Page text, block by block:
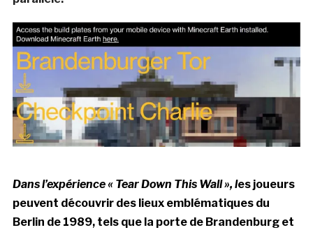
Dans l’expérience « Tear Down This Wall », les joueurs
peuvent découvrir des lieux emblématiques du
Berlin de 1989, tels que la porte de Brandenburg et